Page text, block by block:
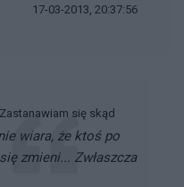
17-03-2013, 20:37:56
się skąd
wiara, że ktoś po
zmieni... Zwłaszcza